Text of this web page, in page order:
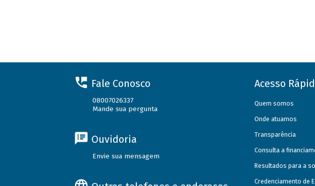
Fale Conosco
08007026337
Mande sua pergunta
Ouvidoria
Envie sua mensagem
Acesso
Quem somos
Onde atuamos
Transparência
Consulta a
Resultados para a
Credenciamento de